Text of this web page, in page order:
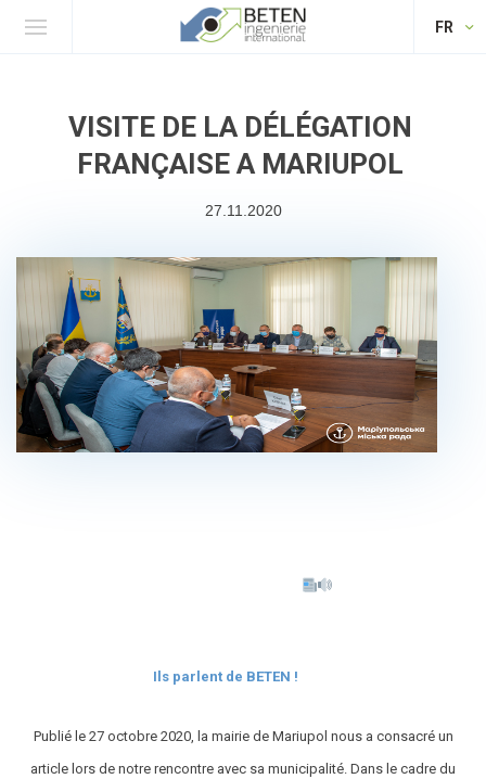
FR
VISITE DE LA DÉLÉGATION
FRANÇAISE A MARIUPOL
27.11.2020
Ils parlent de BETEN !
Publié le 27 octobre 2020, la mairie de Mariupol nous a consacré un
article lors de notre rencontre avec sa municipalité. Dans le cadre du